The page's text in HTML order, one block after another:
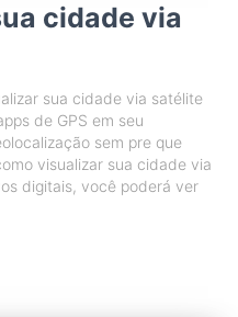
cidade via
sua cidade via satélite
de GPS em seu
sem pre que
visualizar sua cidade via
digitais, você poderá ver